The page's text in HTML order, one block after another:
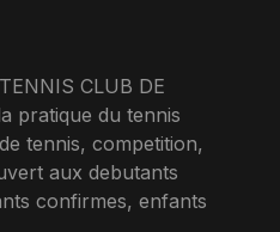
CLUB DE
pratique du tennis
tennis, competition,
aux debutants
confirmes, enfants